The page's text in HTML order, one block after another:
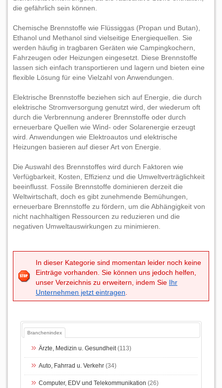
die gefährlich sein können.
Chemische Brennstoffe wie Flüssiggas (Propan und Butan),
Ethanol und Methanol sind vielseitige Energiequellen. Sie
werden häufig in tragbaren Geräten wie Campingkochern,
Fahrzeugen oder Heizungen eingesetzt. Diese Brennstoffe
lassen sich einfach transportieren und lagern und bieten eine
flexible Lösung für eine Vielzahl von Anwendungen.
Elektrische Brennstoffe beziehen sich auf Energie, die durch
elektrische Stromversorgung genutzt wird, der wiederum oft
durch die Verbrennung anderer Brennstoffe oder durch
erneuerbare Quellen wie Wind- oder Solarenergie erzeugt
wird. Anwendungen wie Elektroautos und elektrische
Heizungen basieren auf dieser Art von Energie.
Die Auswahl des Brennstoffes wird durch Faktoren wie
Verfügbarkeit, Kosten, Effizienz und die Umweltverträglichkeit
beeinflusst. Fossile Brennstoffe dominieren derzeit die
Weltwirtschaft, doch es gibt zunehmende Bemühungen,
erneuerbare Brennstoffe zu fördern, um die Abhängigkeit von
nicht nachhaltigen Ressourcen zu reduzieren und die
negativen Umweltauswirkungen zu minimieren.
In dieser Kategorie sind momentan leider noch keine
Einträge vorhanden. Sie können uns jedoch helfen,
unser Verzeichnis zu erweitern, indem Sie Ihr
Unternehmen jetzt eintragen
Branchenindex
Ärzte, Medizin u. Gesundheit(113)
Auto, Fahrrad u. Verkehr (34)
Computer, EDV und Telekommunikation (26)